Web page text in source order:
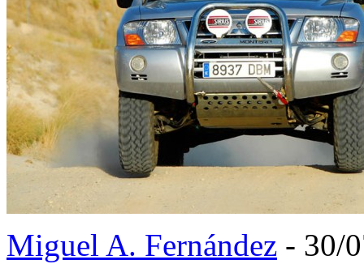
Miguel A. Fernández - 30/